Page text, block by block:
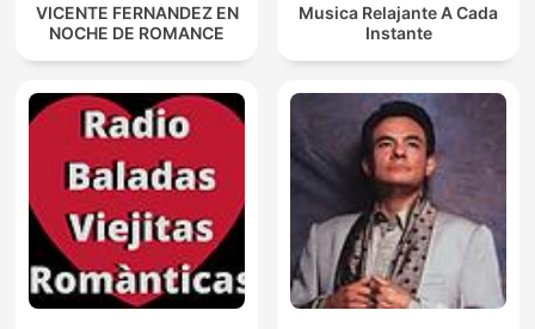
VICENTE FERNANDEZ EN
NOCHE DE ROMANCE
Musica Relajante A Cada
Instante